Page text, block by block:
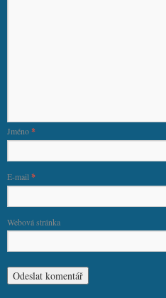
Jméno*
E-mail *
Webová stránka